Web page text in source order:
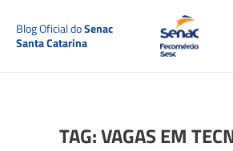
Blog Oficial doSenac
Santa Catarina
TAG: VAGAS EM